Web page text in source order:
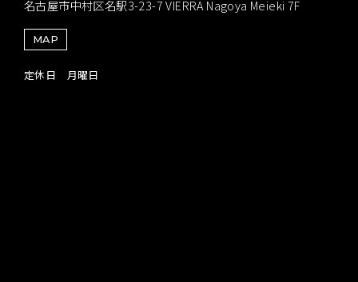
名古屋市中村区名駅3-23-7 VIERRA Nagoya Meieki 7F
MAP
定休日 月曜日